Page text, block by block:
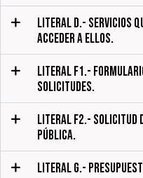
LITERAL D.- SERVICIOS
ACCEDER A ELLOS.
LITERAL F1.-
SOLICITUDES.
LITERAL F2.- SOLICITUD
PÚBLICA.
LITERAL G.-